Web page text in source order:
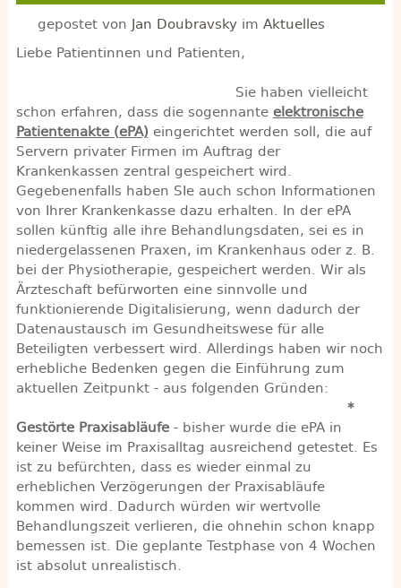
gepostet von Jan Doubravskyim Aktuelles
Liebe Patientinnen und Patienten,
Sie haben vielleicht
schon erfahren, dass die sogennante elektronische
Patientenakte (ePA) eingerichtet werden soll, die auf
Servern privater Firmen im Auftrag der
Krankenkassen zentral gespeichert wird.
Gegebenenfalls haben SIe auch schon Informationen
von Ihrer Krankenkasse dazu erhalten. In der ePA
sollen künftig alle ihre Behandlungsdaten, sei es in
niedergelassenen Praxen, im Krankenhaus oder z. B.
bei der Physiotherapie, gespeichert werden. Wir als
Ärzteschaft befürworten eine sinnvolle und
funktionierende Digitalisierung, wenn dadurch der
Datenaustausch im Gesundheitswese für alle
Beteiligten verbessert wird. Allerdings haben wir noch
erhebliche Bedenken gegen die Einführung zum
aktuellen Zeitpunkt - aus folgenden Gründen:
*
Gestörte Praxisabläufe - bisher wurde die ePA in
keiner Weise im Praxisalltag ausreichend getestet. Es
ist zu befürchten, dass es wieder einmal zu
erheblichen Verzögerungen der Praxisabläufe
kommen wird. Dadurch würden wir wertvolle
Behandlungszeit verlieren, die ohnehin schon knapp
bemessen ist. Die geplante Testphase von 4 Wochen
ist absolut unrealistisch.